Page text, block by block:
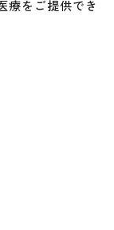
療をご提供でき